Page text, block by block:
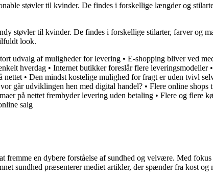
støvler til kvinder. De findes i forskellige længder og
støvler til kvinder. De findes i forskellige stilarter, farver og
look.
udvalg af muligheder for levering • E-shopping bliver ved
hverdag • Internet butikker foreslår flere leveringsmodeller•
nettet • Den mindst kostelige mulighed for fragt er uden tvivl
går udviklingen hen med digital handel? • Flere online shops
på nettet frembyder levering uden betaling • Flere og flere
salg
fremme en dybere forståelse af sundhed og velvære. Med
sundhed præsenterer mediet artikler, der spænder fra kost